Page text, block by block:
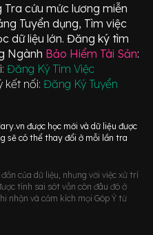
cứu mức lương miễn
Tuyển dụng, Tìm việc
dữ liệu lớn.Đăng ký tìm
Ngành Bảo Hiểm Tài Sản:
Đăng Ký Tìm Việc
kết nối:Đăng Ký Tuyển
được học mới và dữ liệu được
sẽ có thể thay đổi ở mỗi lần tra
của dữ liệu, nhưng với việc xử trí
tính sai sót vẫn còn đâu đó ở
nhận và cảm kích mọi Góp Ý từ